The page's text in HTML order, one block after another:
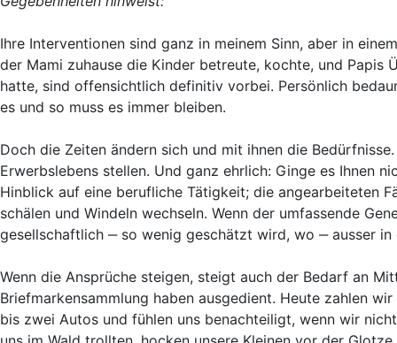
Ihre Interventionen sind ganz in meinem Sinn, aber in
der Mami zuhause die Kinder betreute, kochte, und Papis
hatte, sind offensichtlich definitiv vorbei. Persönlich
es und so muss es immer bleiben.
Doch die Zeiten ändern sich und mit ihnen die
Erwerbslebens stellen. Und ganz ehrlich: Ginge es Ihnen
Hinblick auf eine berufliche Tätigkeit; die angearbeiteten
schälen und Windeln wechseln. Wenn der umfassende
gesellschaftlich ‒ so wenig geschätzt wird, wo ‒ ausser
Wenn die Ansprüche steigen, steigt auch der Bedarf an
Briefmarkensammlung haben ausgedient. Heute zahlen
bis zwei Autos und fühlen uns benachteiligt, wenn wir